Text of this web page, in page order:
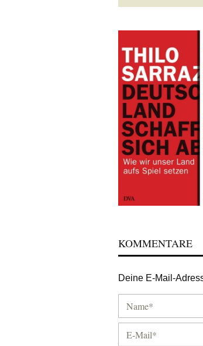
KOMMENTARE
Deine E-Mail-